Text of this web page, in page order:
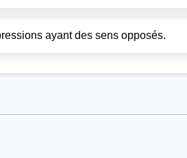
ayant des sens opposés.